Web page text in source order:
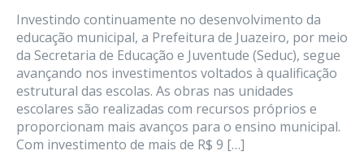
Investindo continuamente no desenvolvimento da
educação municipal, a Prefeitura de Juazeiro, por meio
da Secretaria de Educação e Juventude (Seduc), segue
avançando nos investimentos voltados à qualificação
estrutural das escolas. As obras nas unidades
escolares são realizadas com recursos próprios e
proporcionam mais avanços para o ensino municipal.
Com investimento de mais de R$ 9 […]